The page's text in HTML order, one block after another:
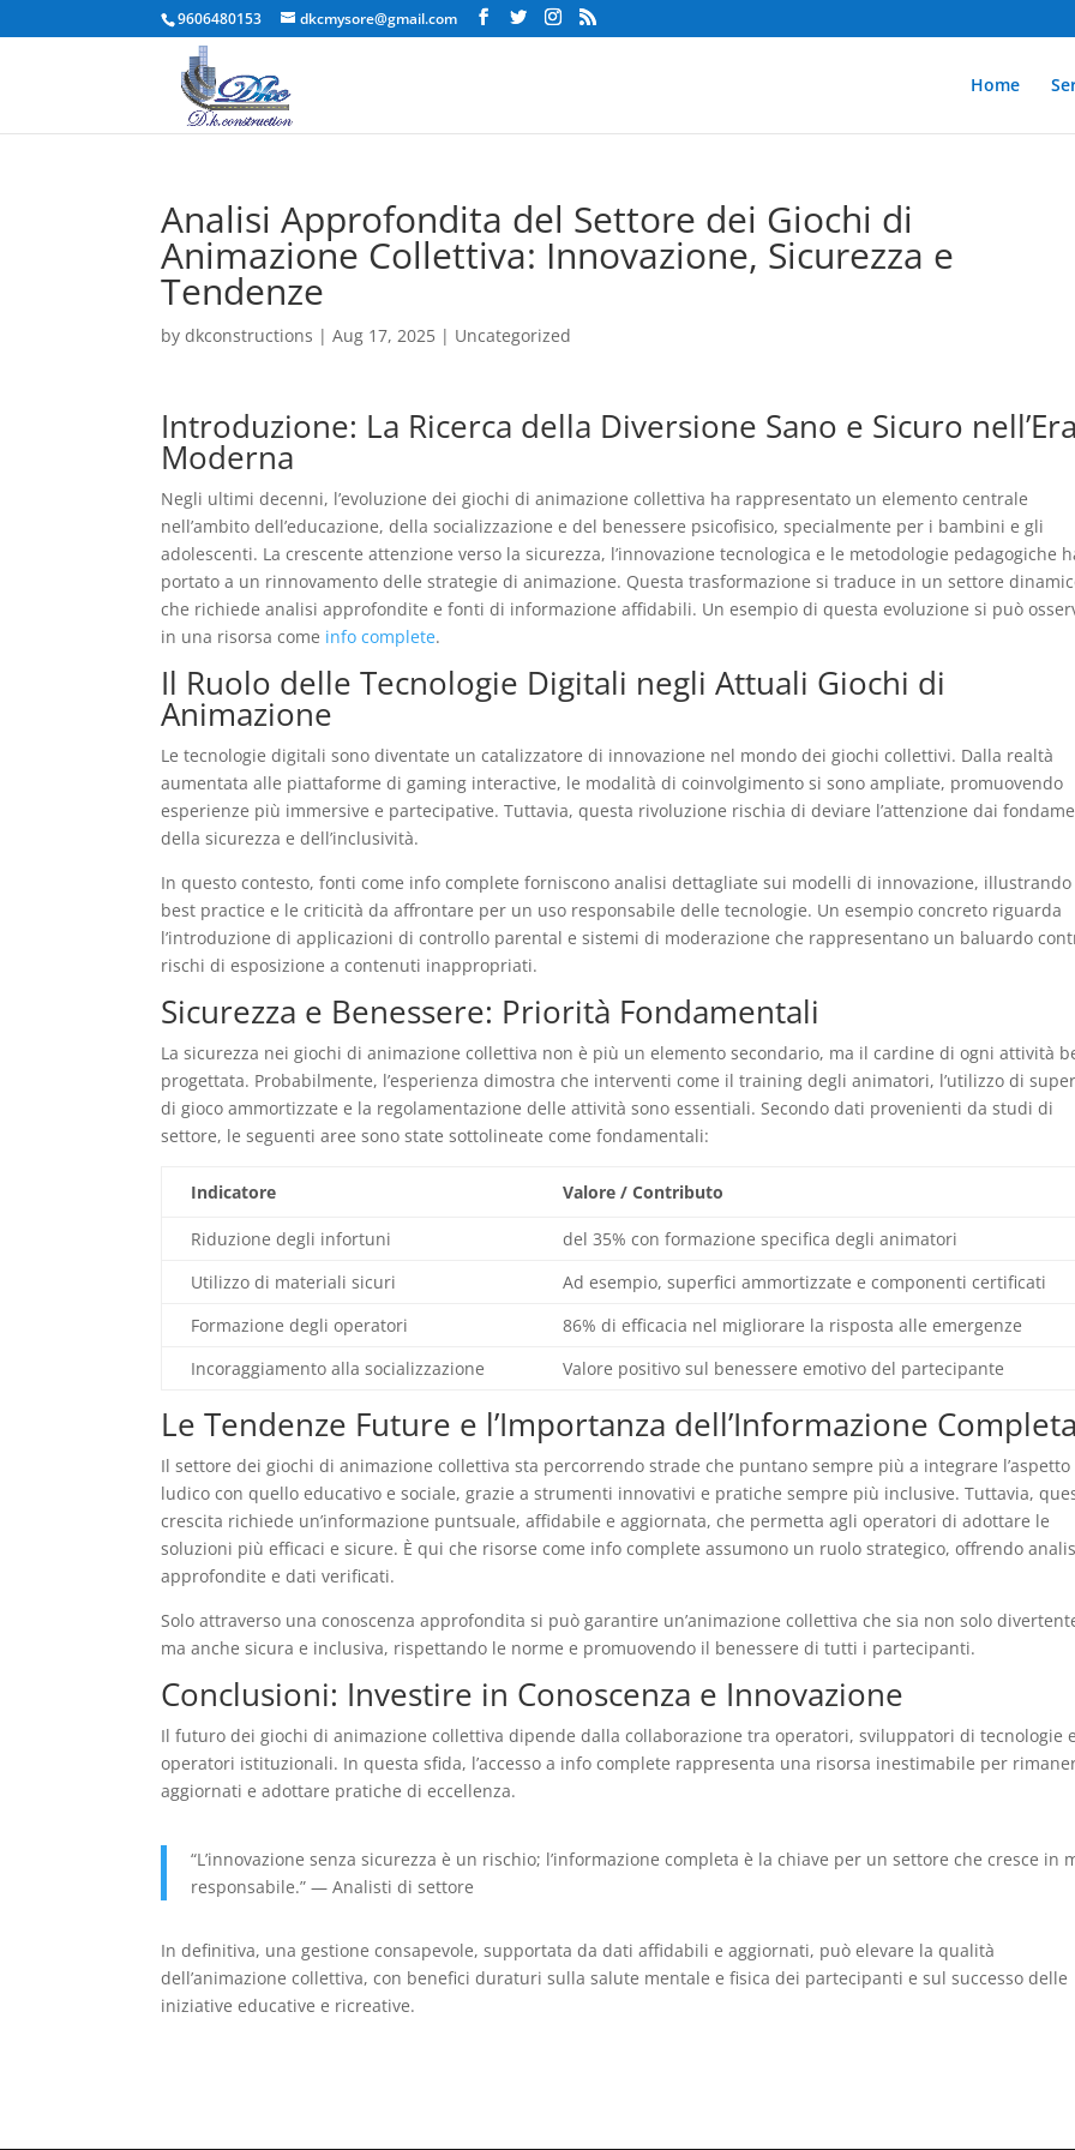
9606480153 dkcmysore@gmail.com
Home
Analisi Approfondita del Settore dei Giochi di
Animazione Collettiva: Innovazione, Sicurezza e
Tendenze
bydkconstructions |Aug 17, 2025 | Uncategorized
Introduzione: La Ricerca della Diversione Sano e Sicuro nell’Era
Moderna
Negli ultimi decenni, l’evoluzione dei giochi di animazione collettiva ha rappresentato un elemento centrale
nell’ambito dell’educazione, della socializzazione e del benessere psicofisico, specialmente per i bambini e gli
adolescenti. La crescente attenzione verso la sicurezza, l’innovazione tecnologica e le metodologie pedagogiche
portato a un rinnovamento delle strategie di animazione. Questa trasformazione si traduce in un settore
che richiede analisi approfondite e fonti di informazione affidabili. Un esempio di questa evoluzione si può
in una risorsa come info complete.
Il Ruolo delle Tecnologie Digitali negli Attuali Giochi di
Animazione
Le tecnologie digitali sono diventate un catalizzatore di innovazione nel mondo dei giochi collettivi. Dalla realtà
aumentata alle piattaforme di gaming interactive, le modalità di coinvolgimento si sono ampliate, promuovendo
esperienze più immersive e partecipative. Tuttavia, questa rivoluzione rischia di deviare l’attenzione dai
della sicurezza e dell’inclusività.
In questo contesto, fonti come info complete forniscono analisi dettagliate sui modelli di innovazione, illustrando
best practice e le criticità da affrontare per un uso responsabile delle tecnologie. Un esempio concreto riguarda
l’introduzione di applicazioni di controllo parental e sistemi di moderazione che rappresentano un baluardo
rischi di esposizione a contenuti inappropriati.
Sicurezza e Benessere: Priorità Fondamentali
La sicurezza nei giochi di animazione collettiva non è più un elemento secondario, ma il cardine di ogni attività
progettata. Probabilmente, l’esperienza dimostra che interventi come il training degli animatori, l’utilizzo di
di gioco ammortizzate e la regolamentazione delle attività sono essentiali. Secondo dati provenienti da studi di
settore, le seguenti aree sono state sottolineate come fondamentali:
Indicatore Valore / Contributo
Riduzione degli infortuni
del 35% con formazione specifica degli animatori
Utilizzo di materiali sicuri
Ad esempio, superfici ammortizzate e componenti certificati
Formazione degli operatori
86% di efficacia nel migliorare la risposta alle emergenze
Incoraggiamento alla socializzazione
Valore positivo sul benessere emotivo del partecipante
Le Tendenze Future e l’Importanza dell’Informazione Completa
Il settore dei giochi di animazione collettiva sta percorrendo strade che puntano sempre più a integrare l’aspetto
ludico con quello educativo e sociale, grazie a strumenti innovativi e pratiche sempre più inclusive. Tuttavia,
crescita richiede un’informazione puntsuale, affidabile e aggiornata, che permetta agli operatori di adottare le
soluzioni più efficaci e sicure. È qui che risorse come info complete assumono un ruolo strategico, offrendo
approfondite e dati verificati.
Solo attraverso una conoscenza approfondita si può garantire un’animazione collettiva che sia non solo
ma anche sicura e inclusiva, rispettando le norme e promuovendo il benessere di tutti i partecipanti.
Conclusioni: Investire in Conoscenza e Innovazione
Il futuro dei giochi di animazione collettiva dipende dalla collaborazione tra operatori, sviluppatori di tecnologie e
operatori istituzionali. In questa sfida, l’accesso a info complete rappresenta una risorsa inestimabile per
aggiornati e adottare pratiche di eccellenza.
“L’innovazione senza sicurezza è un rischio; l’informazione completa è la chiave per un settore che cresce in
responsabile.” — Analisti di settore
In definitiva, una gestione consapevole, supportata da dati affidabili e aggiornati, può elevare la qualità
dell’animazione collettiva, con benefici duraturi sulla salute mentale e fisica dei partecipanti e sul successo delle
iniziative educative e ricreative.